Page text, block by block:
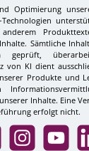
Optimierung
Sämtliche
geprüft,
von KI dient
Produkte und
Inhalte. Eine
erfolgt nicht.
InstagramYouTube